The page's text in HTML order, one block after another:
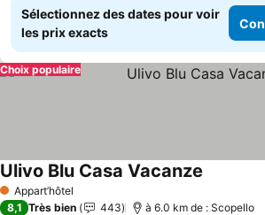
Sélectionnez des dates pour voir
les prix exacts
Choix populaire
1 Étoiles
Appart’hôtel
Ulivo Blu Casa Vacanze
8,1 Très bien 443 à 6.0 km de : Scopello